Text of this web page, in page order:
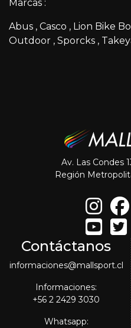
Marcas :
Abus Casco Lion Bike
Outdoor Sporcks
Av. Las Condes
Región
Contáctanos
informaciones@mallsport.cl
Informaciones:
+56 2 2429 3030
Whatsapp: